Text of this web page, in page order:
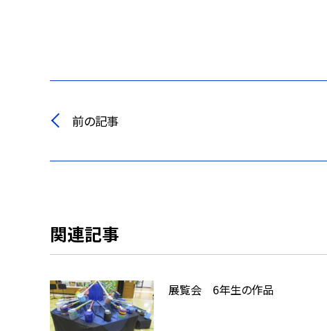
前の記事
関連記事
展覧会 6年生の作品